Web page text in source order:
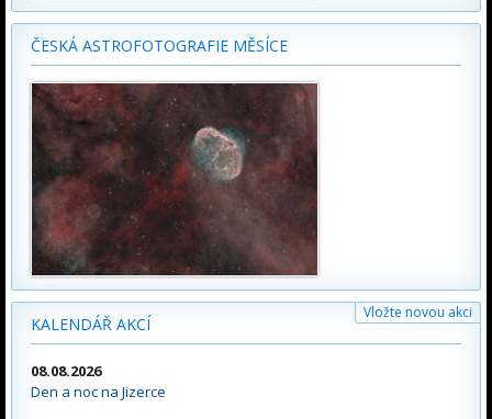
ČESKÁ ASTROFOTOGRAFIE MĚSÍCE
KALENDÁŘ AKCÍ
Vložte novou akci
08.08.2026
Den a noc na Jizerce